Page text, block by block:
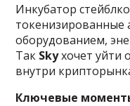
Инкубатор
токенизированные
оборудованием,
Так Skyхочет уйти
внутри
Ключевые